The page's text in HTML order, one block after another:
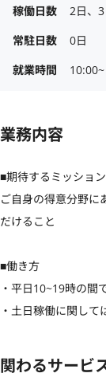
稼働日数
2日、
常駐日数
0日
就業時間
業務内容
■期待するミッション
ご自身の得意分野に
だけること
■働き方
・平日10~19時の間
・土日稼働に関して
関わるサービ